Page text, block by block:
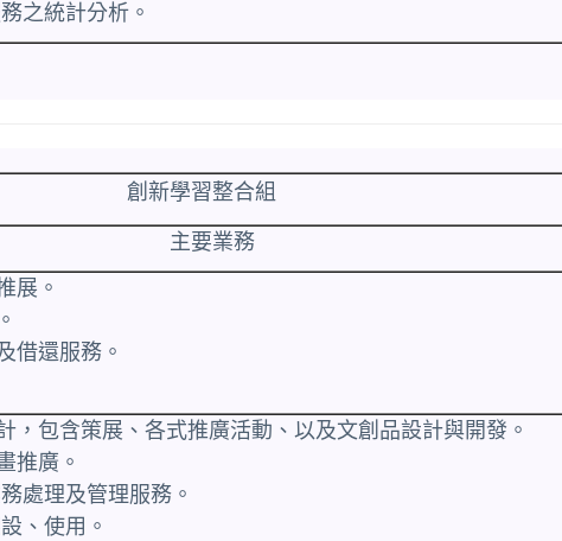
之統計分析。
創新學習整合組
主要業務
展。
借還服務。
，包含策展、各式推廣活動、以及文創品設計與開發。
推廣。
處理及管理服務。
、使用。